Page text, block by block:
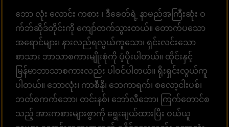
ဘော လုံး လောင်း ကစား ၊ ဒီခေတ်ရဲ့ နာမည်အကြီးဆုံး ဝ
က်ဘ်ဆိုဒ်တိုင်းကို ကျော်တက်သွားတယ်။ တောက်ပသော
အရောင်များ၊ နားလည်ရလွယ်ကူသော၊ ရှင်းလင်းသော
စာသား ဘာသာစကားမျိုးစုံကို ပံ့ပိုးပါတယ်။ ထိုင်းနှင့်
မြန်မာဘာသာစကားလည်း ပါဝင်ပါတယ်။ ရိုးရှင်းလွယ်ကူ
ပါတယ်။ ဘောလုံး၊ ကာစီနို၊ ဘေကာရက်၊ စလော့ငါးပစ်၊
ဘတ်စကက်ဘော၊ တင်းနစ်၊ ဘော်လီဘော၊ ကြက်တောင်စ
သည့် အားကစားများစွာကို ရွေးချယ်ထားပြီး ဝယ်ယူ